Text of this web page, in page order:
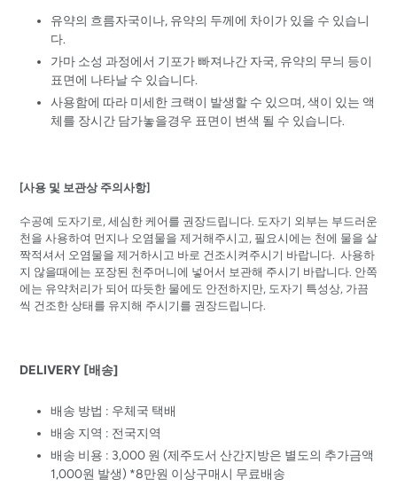
유약의 흐름자국이나, 유약의 두께에 차이가 있을 수 있습니
다.
가마 소성 과정에서 기포가 빠져나간 자국, 유약의 무늬 등이
표면에 나타날 수 있습니다.
사용함에 따라 미세한 크랙이 발생할 수 있으며, 색이 있는 액
체를 장시간 담가놓을경우 표면이 변색 될 수 있습니다.
[사용 및 보관상 주의사항]
수공예 도자기로, 세심한 케어를 권장드립니다. 도자기 외부는 부드러운
천을 사용하여 먼지나 오염물을 제거해주시고, 필요시에는 천에 물을 살
짝적셔서 오염물을 제거하시고 바로 건조시켜주시기 바랍니다. 사용하
지 않을때에는 포장된 천주머니에 넣어서 보관해 주시기 바랍니다. 안쪽
에는 유약처리가 되어 따듯한 물에도 안전하지만, 도자기 특성상, 가끔
씩 건조한 상태를 유지해 주시기를 권장드립니다.
DELIVERY [배송]
배송 방법 : 우체국 택배
배송 지역 : 전국지역
배송 비용 : 3,000 원 (제주도서 산간지방은 별도의 추가금액
1,000원 발생) *8만원 이상구매시 무료배송